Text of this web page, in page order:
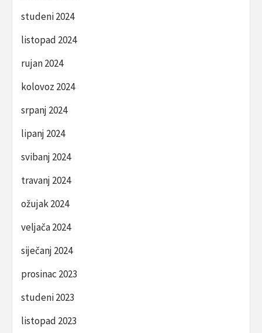
studeni 2024
listopad 2024
rujan 2024
kolovoz 2024
srpanj 2024
lipanj 2024
svibanj 2024
travanj 2024
ožujak 2024
veljača 2024
siječanj 2024
prosinac 2023
studeni 2023
listopad 2023